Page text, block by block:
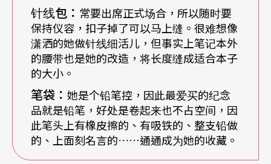
色衬托出高雅、潇洒，又有专业的感觉。而且，不
管外出几天，她都可以变换出各种组合。为了避免
颜色单调，聪明的她总选上几不同颜色的围巾，依
场合自由调整造型、削弱阳刚气息，而且在全套黑
色系列中更显出色。
「冬天如果穿短袖，我就会带一件保暖的羊毛薄外
套，可以随时穿脱。欧洲室内都有暖气，脖子一
针线包： 常要出席正式场合，所以随时要
保持仪容，扣子掉了可以马上缝。很难想像
潇洒的她做针线细活儿，但事实上笔记本外
的腰带也是她的改造，将长度缝成适合本子
的大小。
笔袋： 她是个铅笔控，因此最爱买的纪念
品就是铅笔，好处是卷起来也不占空间，因
此笔头上有橡皮擦的、有吸铁的、整支铅做
的、上面刻名言的……通通成为她的收藏。